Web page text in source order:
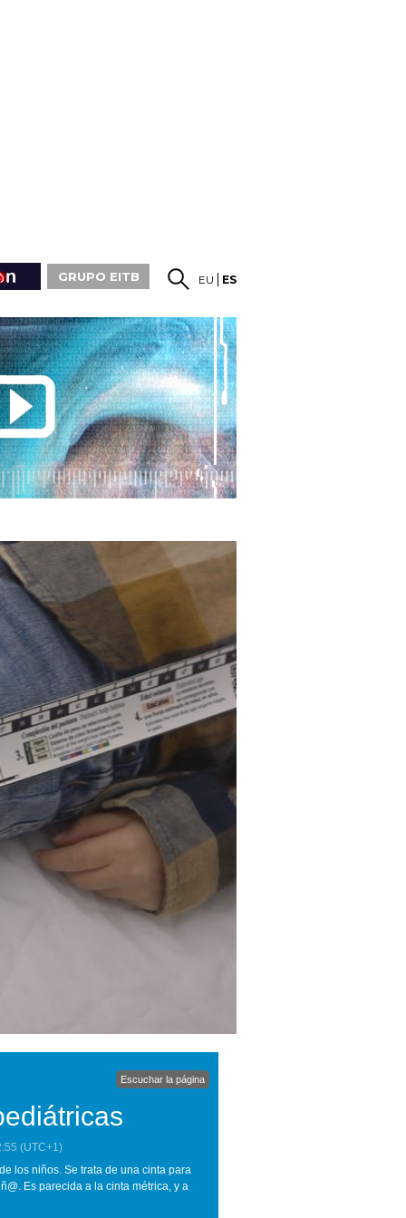
GRUPO EITB EU ES
Escuchar la página
(UTC+1)
los niños. Se trata de una cinta para
Es parecida a la cinta métrica, y a